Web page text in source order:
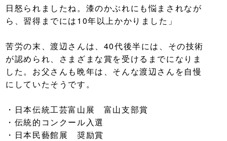
日怒られましたね。漆のかぶれにも悩まされなが
ら、習得までには10年以上かかりました」
苦労の末、渡辺さんは、40代後半には、その技術
が認められ、さまざまな賞を受けるまでになりま
した。お父さんも晩年は、そんな渡辺さんを自慢
にしていたそうです。
・日本伝統工芸富山展 富山支部賞
・伝統的コンクール入選
・日本民藝館展 奨励賞